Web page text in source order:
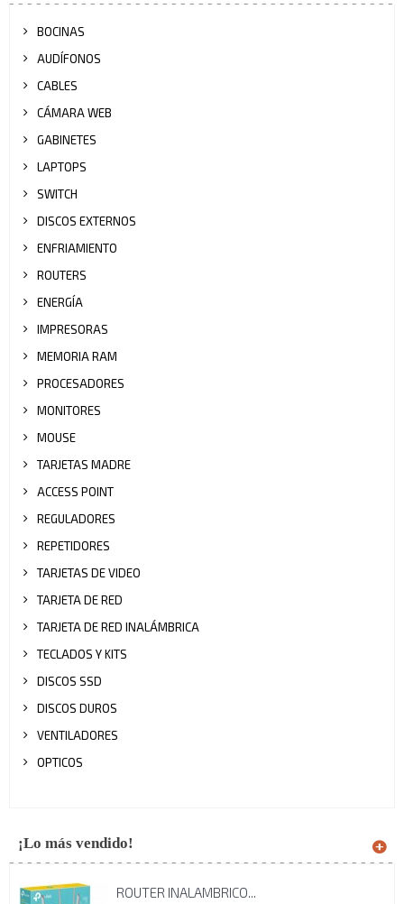
BOCINAS
AUDÍFONOS
CABLES
CÁMARA WEB
GABINETES
LAPTOPS
SWITCH
DISCOS EXTERNOS
ENFRIAMIENTO
ROUTERS
ENERGÍA
IMPRESORAS
MEMORIA RAM
PROCESADORES
MONITORES
MOUSE
TARJETAS MADRE
ACCESS POINT
REGULADORES
REPETIDORES
TARJETAS DE VIDEO
TARJETA DE RED
TARJETA DE RED INALÁMBRICA
TECLADOS Y KITS
DISCOS SSD
DISCOS DUROS
VENTILADORES
OPTICOS
¡Lo más vendido!
ROUTER INALAMBRICO...